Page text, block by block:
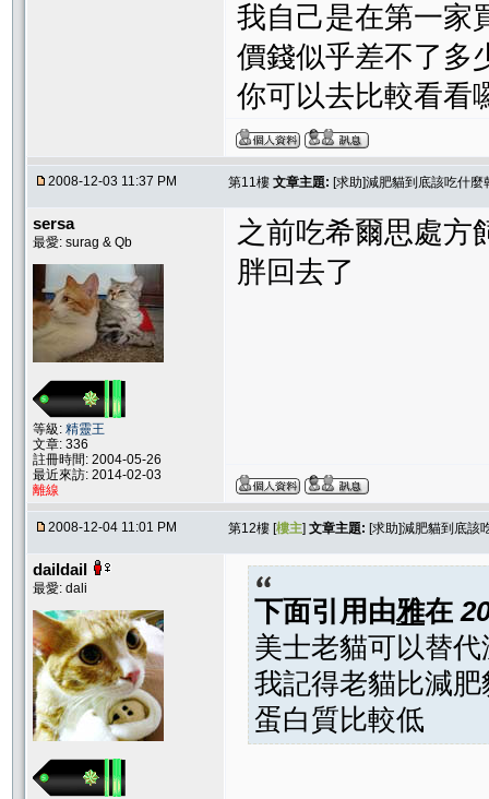
我自己是在第一家
價錢似乎差不了多
你可以去比較看看
2008-12-03 11:37 PM 第11樓 文章主題: [求助]減肥貓到底該吃什麼
sersa
最愛: surag & Qb
等級: 精靈王
文章: 336
註冊時間: 2004-05-26
最近來訪: 2014-02-03
離線
之前吃希爾思處方
胖回去了
2008-12-04 11:01 PM 第12樓 [樓主] 文章主題: [求助]減肥貓到底該
daildail
最愛: dali
下面引用由雅在
美士老貓可以替
我記得老貓比減
蛋白質比較低